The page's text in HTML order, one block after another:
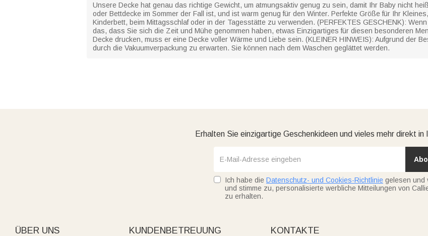
Unsere Decke hat genau das richtige Gewicht, um atmungsaktiv genug zu sein, damit Ihr Baby nicht
oder Bettdecke im Sommer der Fall ist, und ist warm genug für den Winter. Perfekte Größe für Ihr
Kinderbett, beim Mittagsschlaf oder in der Tagesstätte zu verwenden. (PERFEKTES GESCHENK):
das, dass Sie sich die Zeit und Mühe genommen haben, etwas Einzigartiges für diesen besonderen
Decke drucken, muss er eine Decke voller Wärme und Liebe sein. (KLEINER HINWEIS): Aufgrund der
durch die Vakuumverpackung zu erwarten. Sie können nach dem Waschen geglättet werden.
Erhalten Sie einzigartige Geschenkideen und vieles mehr direkt
Ich habe die Datenschutz- und Cookies-Richtlinie gelesen und
und stimme zu, personalisierte werbliche Mitteilungen von
zu erhalten.
ÜBER UNS KUNDENBETREUUNG KONTAKTE